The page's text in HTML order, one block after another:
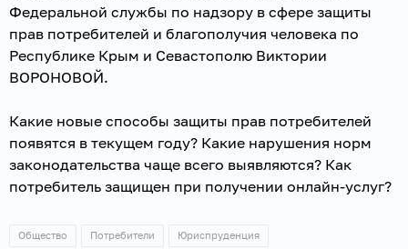
Федеральной службы по надзору в сфере защиты
прав потребителей и благополучия человека по
Республике Крым и Севастополю Виктории
ВОРОНОВОЙ.
Какие новые способы защиты прав потребителей
появятся в текущем году? Какие нарушения норм
законодательства чаще всего выявляются? Как
потребитель защищен при получении онлайн-услуг?
Общество Потребители Юриспруденция